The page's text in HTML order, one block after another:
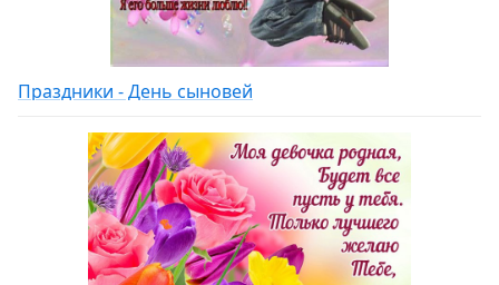
Праздники - День сыновей